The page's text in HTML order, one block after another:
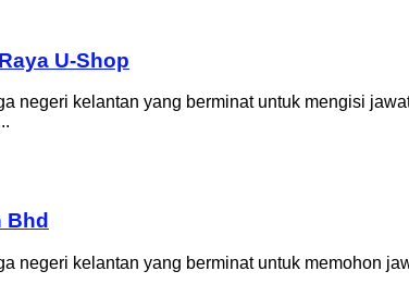
U-Shop
negeri kelantan yang berminat untuk mengisi
Bhd
negeri kelantan yang berminat untuk memohon